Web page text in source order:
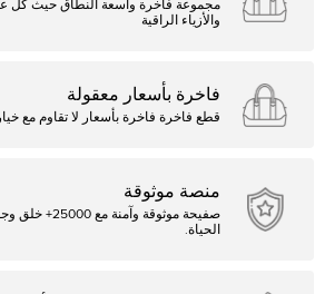
مجموعة فاخرة واسعة النطاق حيث كل
والأزياء الراقية
فاخرة بأسعار معقولة
قطع فاخرة فاخرة بأسعار لا تقاوم مع
منصة موثوقة
صفيحة موثوقة
الحياة.